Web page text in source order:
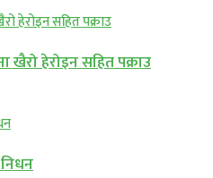
खैरो हेरोइन सहित पक्राउ